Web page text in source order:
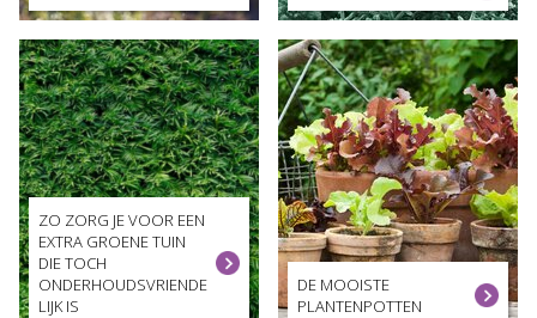
ZO ZORG JE VOOR EEN
EXTRA GROENE TUIN
DIE TOCH
ONDERHOUDSVRIENDE
LIJK IS
DE MOOISTE
PLANTENPOTTEN